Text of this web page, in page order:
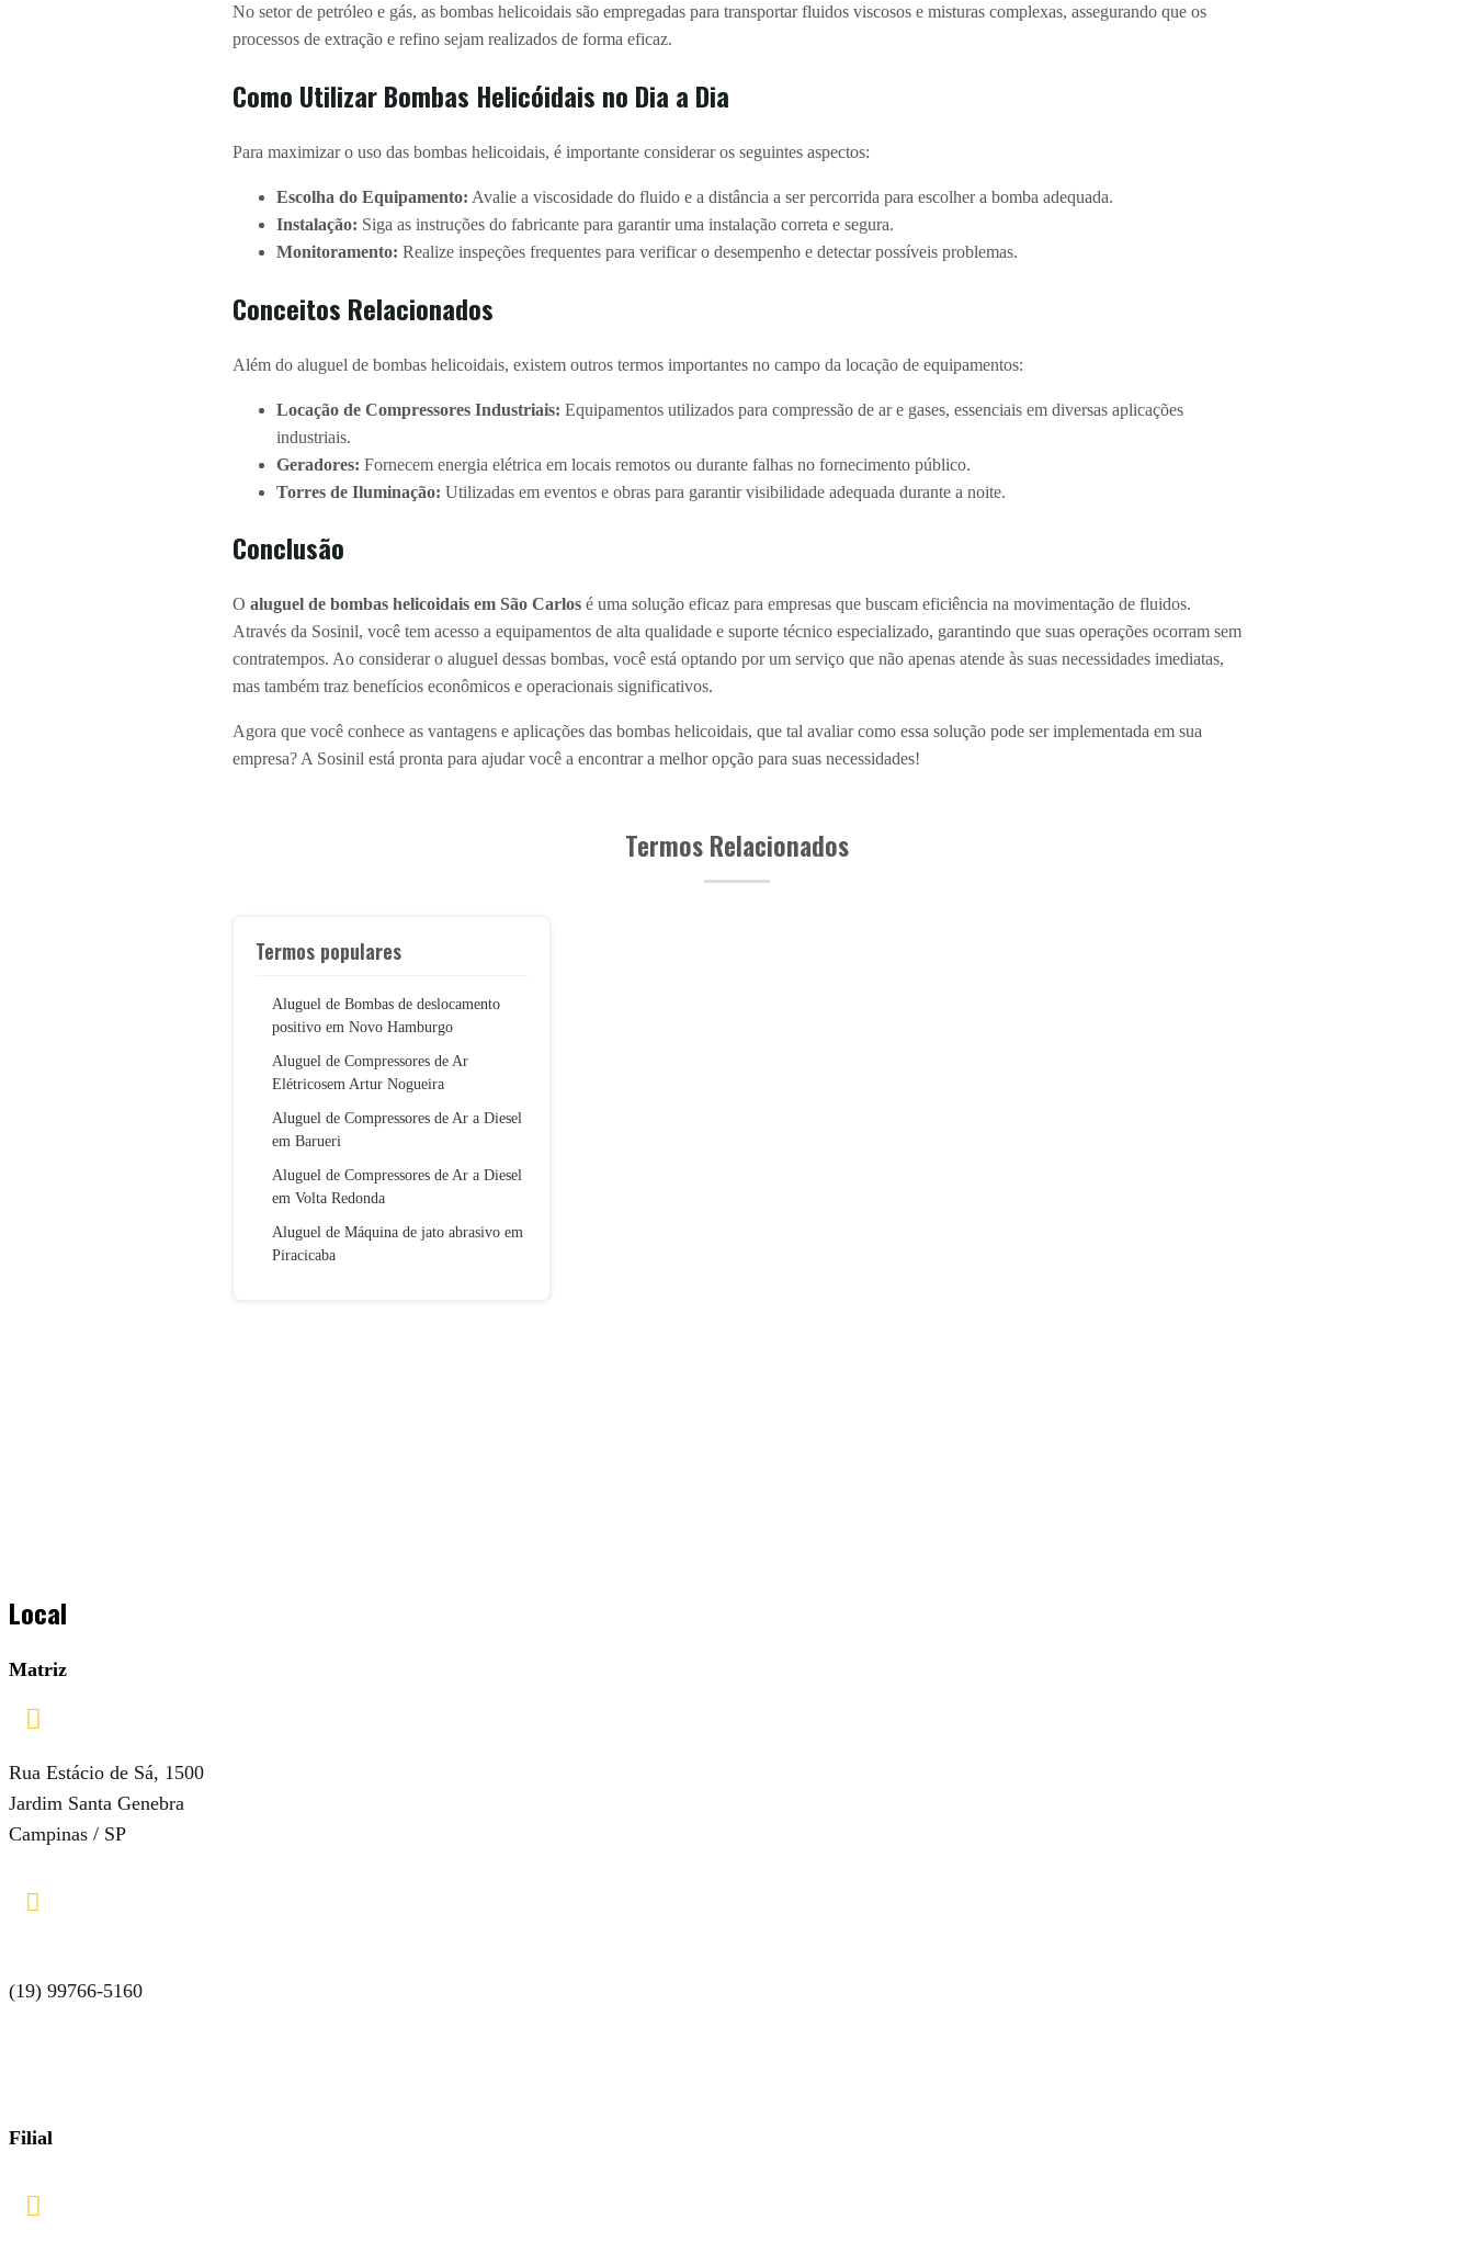
No setor de petróleo e gás, as bombas helicoidais são empregadas para transportar fluidos viscosos e misturas complexas, assegurando que os
processos de extração e refino sejam realizados de forma eficaz.
Como Utilizar Bombas Helicóidais no Dia a Dia
Para maximizar o uso das bombas helicoidais, é importante considerar os seguintes aspectos:
Escolha do Equipamento: Avalie a viscosidade do fluido e a distância a ser percorrida para escolher a bomba adequada.
Instalação: Siga as instruções do fabricante para garantir uma instalação correta e segura.
Monitoramento: Realize inspeções frequentes para verificar o desempenho e detectar possíveis problemas.
Conceitos Relacionados
Além do aluguel de bombas helicoidais, existem outros termos importantes no campo da locação de equipamentos:
Locação de Compressores Industriais: Equipamentos utilizados para compressão de ar e gases, essenciais em diversas aplicações
industriais.
Geradores: Fornecem energia elétrica em locais remotos ou durante falhas no fornecimento público.
Torres de Iluminação: Utilizadas em eventos e obras para garantir visibilidade adequada durante a noite.
Conclusão
O aluguel de bombas helicoidais em São Carlos é uma solução eficaz para empresas que buscam eficiência na movimentação de fluidos.
Através da Sosinil, você tem acesso a equipamentos de alta qualidade e suporte técnico especializado, garantindo que suas operações ocorram sem
contratempos. Ao considerar o aluguel dessas bombas, você está optando por um serviço que não apenas atende às suas necessidades imediatas,
mas também traz benefícios econômicos e operacionais significativos.
Agora que você conhece as vantagens e aplicações das bombas helicoidais, que tal avaliar como essa solução pode ser implementada em sua
empresa? A Sosinil está pronta para ajudar você a encontrar a melhor opção para suas necessidades!
Termos Relacionados
Termos populares
Aluguel de Bombas de deslocamento
positivo em Novo Hamburgo
Aluguel de Compressores de Ar
Elétricosem Artur Nogueira
Aluguel de Compressores de Ar a Diesel
em Barueri
Aluguel de Compressores de Ar a Diesel
em Volta Redonda
Aluguel de Máquina de jato abrasivo em
Piracicaba
Local
Matriz

Rua Estácio de Sá, 1500
Jardim Santa Genebra
Campinas / SP

(19) 99766-5160
Filial
